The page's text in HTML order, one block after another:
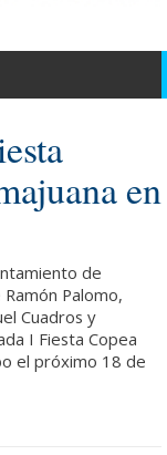
en
de
Palomo,
Cuadros y
I Fiesta Copea
el próximo 18 de